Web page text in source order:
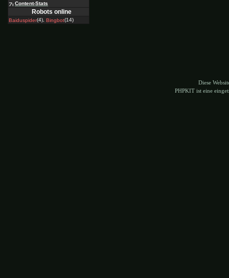
Content-Stats
Robots online
Baiduspider(4), Bingbot(14)
Diese
PHPKIT ist eine